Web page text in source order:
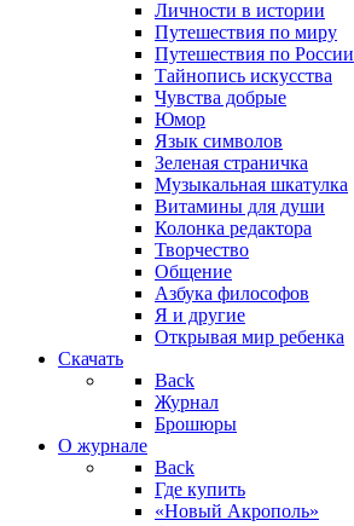
Личности в истории
Путешествия по миру
Путешествия по России
Тайнопись искусства
Чувства добрые
Юмор
Язык символов
Зеленая страничка
Музыкальная шкатулка
Витамины для души
Колонка редактора
Творчество
Общение
Азбука философов
Я и другие
Открывая мир ребенка
Скачать
Back
Журнал
Брошюры
О журнале
Back
Где купить
«Новый Акрополь»